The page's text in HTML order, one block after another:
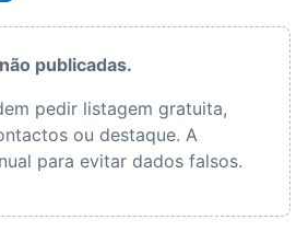
publicadas.
pedir listagem gratuita,
ou destaque. A
para evitar dados falsos.